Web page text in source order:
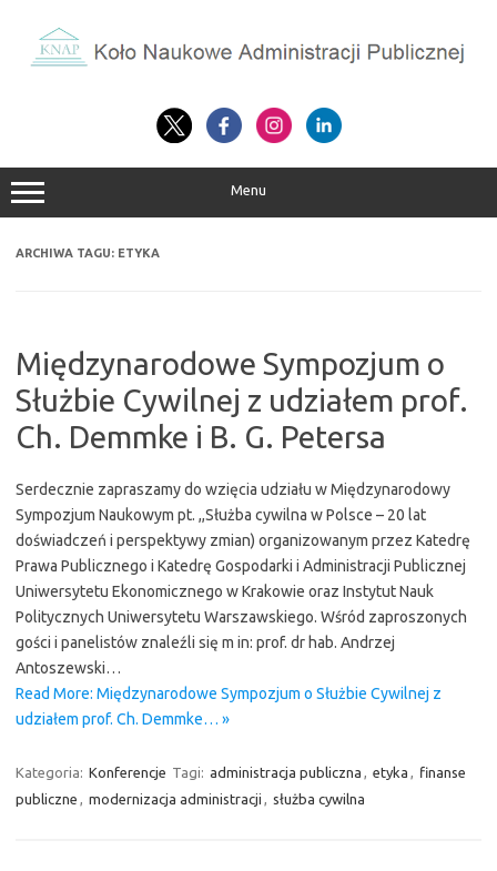
Menu
ARCHIWA TAGU: ETYKA
Międzynarodowe Sympozjum o
Służbie Cywilnej z udziałem prof.
Ch. Demmke i B. G. Petersa
Serdecznie zapraszamy do wzięcia udziału w Międzynarodowy
Sympozjum Naukowym pt. ,,Służba cywilna w Polsce – 20 lat
doświadczeń i perspektywy zmian) organizowanym przez Katedrę
Prawa Publicznego i Katedrę Gospodarki i Administracji Publicznej
Uniwersytetu Ekonomicznego w Krakowie oraz Instytut Nauk
Politycznych Uniwersytetu Warszawskiego. Wśród zaproszonych
gości i panelistów znaleźli się m in: prof. dr hab. Andrzej
Antoszewski…
Read More: Międzynarodowe Sympozjum o Służbie Cywilnej z
udziałem prof. Ch. Demmke… »
Kategoria: Konferencje Tagi: administracja publiczna etyka
finanse
publiczne
modernizacja administracji służba cywilna